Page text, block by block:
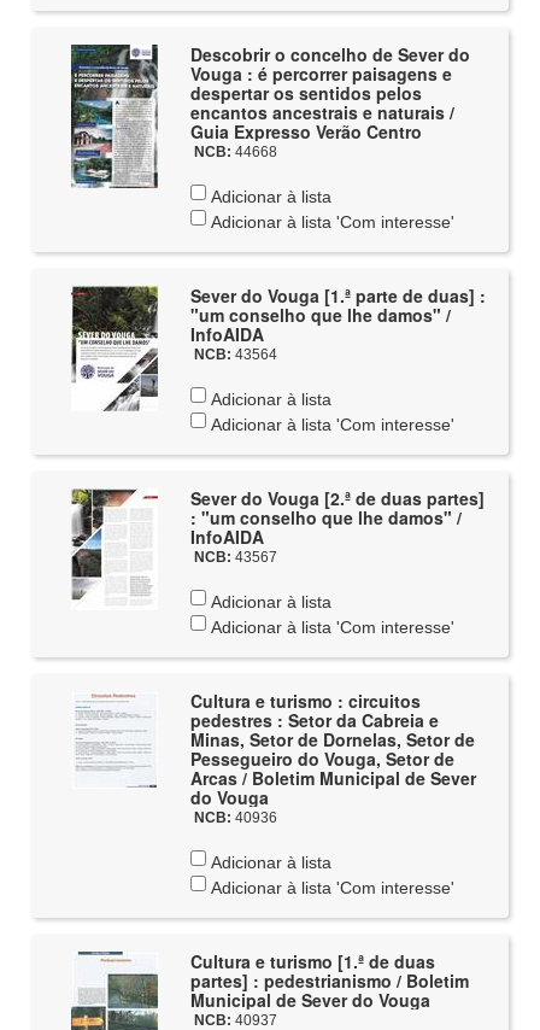
Descobrir o concelho de Sever do
Vouga : é percorrer paisagens e
despertar os sentidos pelos
encantos ancestrais e naturais /
Guia Expresso Verão Centro
NCB: 44668
Adicionar à lista
Adicionar à lista 'Com interesse'
Sever do Vouga [1.ª parte de duas] :
"um conselho que lhe damos" /
InfoAIDA
NCB: 43564
Adicionar à lista
Adicionar à lista 'Com interesse'
Sever do Vouga [2.ª de duas partes]
: "um conselho que lhe damos" /
InfoAIDA
NCB: 43567
Adicionar à lista
Adicionar à lista 'Com interesse'
Cultura e turismo : circuitos
pedestres : Setor da Cabreia e
Minas, Setor de Dornelas, Setor de
Pessegueiro do Vouga, Setor de
Arcas / Boletim Municipal de Sever
do Vouga
NCB: 40936
Adicionar à lista
Adicionar à lista 'Com interesse'
Cultura e turismo [1.ª de duas
partes] : pedestrianismo / Boletim
Municipal de Sever do Vouga
NCB: 40937